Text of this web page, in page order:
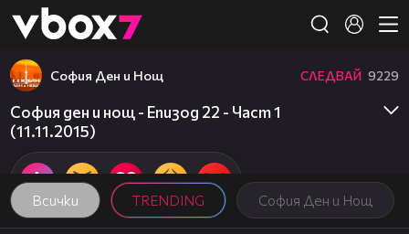
👾
Всички TRENDING София Ден и Нощ
София Ден и Нощ СЛЕДВАЙ 9229
София ден и нощ - Епизод 22 - Част 1
(11.11.2015)
07:40